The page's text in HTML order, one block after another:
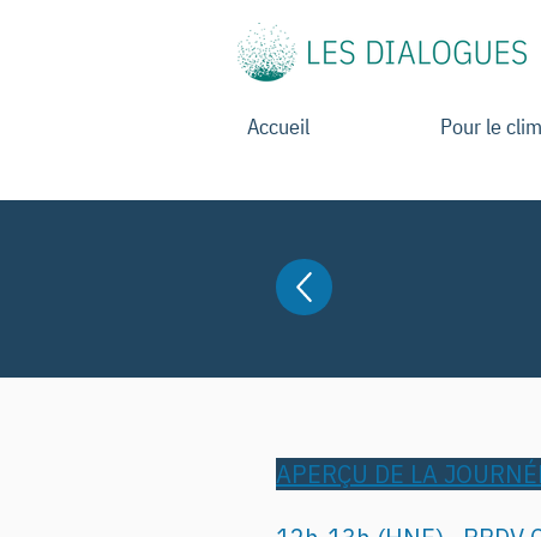
Accueil Pour le
APERÇU DE LA